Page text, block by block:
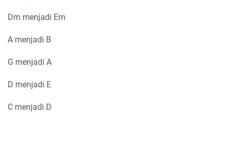
Dm menjadi Em
A menjadi B
G menjadi A
D menjadi E
C menjadi D